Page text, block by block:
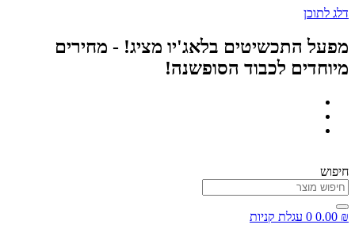
דלג לתוכן
מפעל התכשיטים בלאג'יו מציג! - מחירים
מיוחדים לכבוד הסופשנה!
חיפוש
0.00 ₪
0 עגלת קניות